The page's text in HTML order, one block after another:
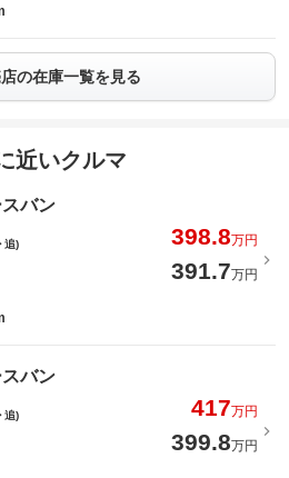
の在庫一覧を見る
近いクルマ
バン
追)
398.8万円
391.7万円
バン
追)
417万円
399.8万円